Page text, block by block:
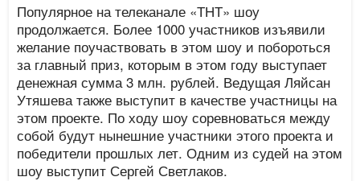
Популярное на телеканале «ТНТ» шоу
продолжается. Более 1000 участников изъявили
желание поучаствовать в этом шоу и побороться
за главный приз, которым в этом году выступает
денежная сумма 3 млн. рублей. Ведущая Ляйсан
Утяшева также выступит в качестве участницы на
этом проекте. По ходу шоу соревноваться между
собой будут нынешние участники этого проекта и
победители прошлых лет. Одним из судей на этом
шоу выступит Сергей Светлаков.